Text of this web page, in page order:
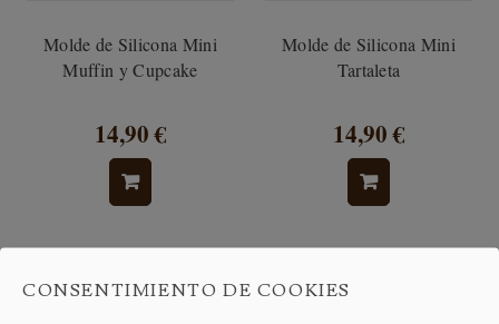
Molde de Silicona Mini
Muffin y Cupcake
14,90 €
Molde de Silicona Mini
Tartaleta
14,90 €
CONSENTIMIENTO DE COOKIES